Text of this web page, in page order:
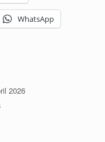
WhatsApp
2026